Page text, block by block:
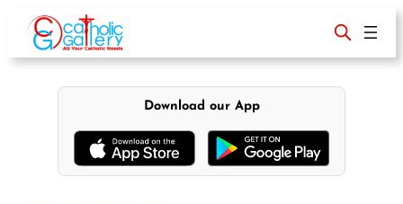
content
Download our App